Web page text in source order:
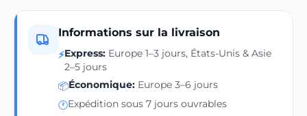
Informations sur la livraison
⚡Express: Europe 1–3 jours, États-Unis & Asie
2–5 jours
📦Économique: Europe 3–6 jours
🕐Expédition sous 7 jours ouvrables